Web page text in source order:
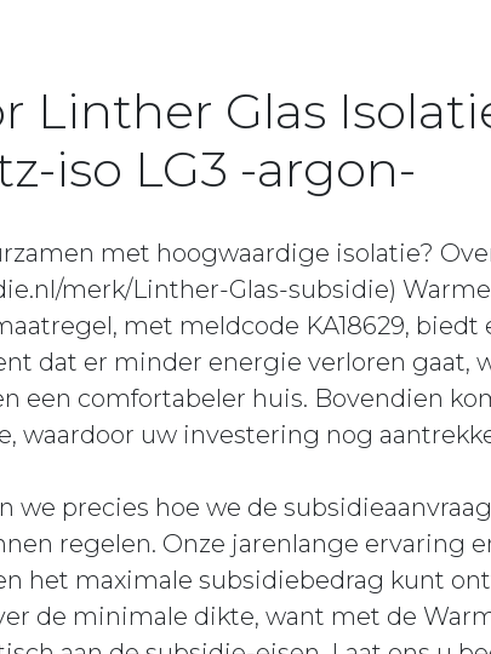
Linther Glas
iso LG3 -argon-
met hoogwaardige isolatie?
merk/Linther-Glas-subsidie)
met meldcode KA18629,
dat er minder energie verloren gaat,
een comfortabeler huis. Bovendien
waardoor uw investering nog
we precies hoe we de
regelen. Onze jarenlange ervaring
het maximale subsidiebedrag kunt
de minimale dikte, want met de